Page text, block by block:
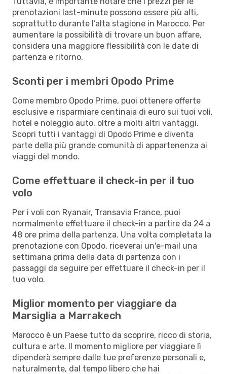
prenotazioni last-minute possono essere più alti,
soprattutto durante l’alta stagione in Marocco. Per
aumentare la possibilità di trovare un buon affare,
considera una maggiore flessibilità con le date di
partenza e ritorno.
Sconti per i membri Opodo Prime
Come membro Opodo Prime, puoi ottenere offerte
esclusive e risparmiare centinaia di euro sui tuoi voli,
hotel e noleggio auto, oltre a molti altri vantaggi.
Scopri tutti i vantaggi di Opodo Prime e diventa
parte della più grande comunità di appartenenza ai
viaggi del mondo.
Come effettuare il check-in per il tuo
volo
Per i voli con Ryanair, Transavia France, puoi
normalmente effettuare il check-in a partire da 24 a
48 ore prima della partenza. Una volta completata la
prenotazione con Opodo, riceverai un'e-mail una
settimana prima della data di partenza con i
passaggi da seguire per effettuare il check-in per il
tuo volo.
Miglior momento per viaggiare da
Marsiglia a Marrakech
Marocco è un Paese tutto da scoprire, ricco di storia,
cultura e arte. Il momento migliore per viaggiare lì
dipenderà sempre dalle tue preferenze personali e,
naturalmente, dal tempo libero che hai